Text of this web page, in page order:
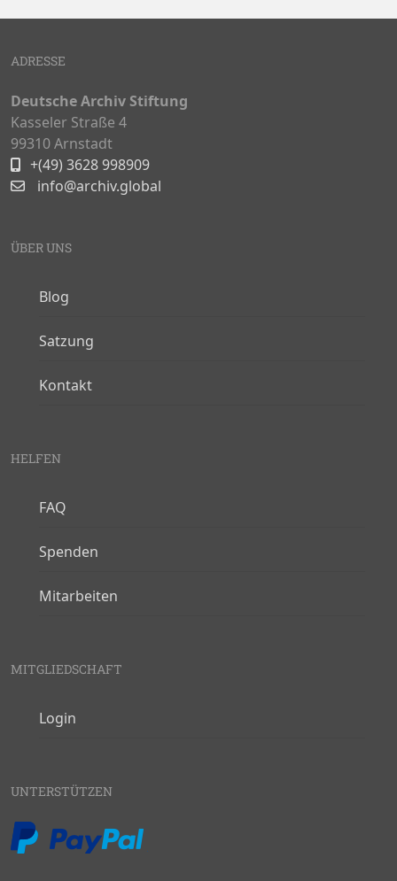
ADRESSE
Deutsche Archiv Stiftung
Kasseler Straße 4
99310 Arnstadt
+(49) 3628 998909
info@archiv.global
ÜBER UNS
Blog
Satzung
Kontakt
HELFEN
FAQ
Spenden
Mitarbeiten
MITGLIEDSCHAFT
Login
UNTERSTÜTZEN